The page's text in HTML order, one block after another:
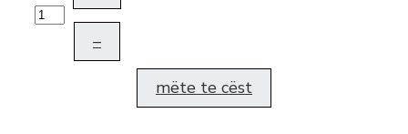
–
mëte te cëst